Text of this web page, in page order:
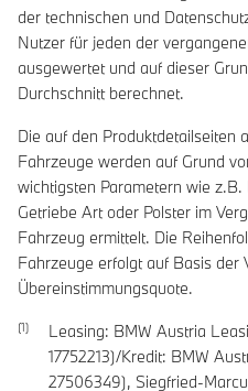
der technischen und
Nutzer für jeden der
ausgewertet und auf dieser
Durchschnitt berechnet.
Die auf den Produktdetailseiten
Fahrzeuge werden auf Grund
wichtigsten Parametern wie
Getriebe Art oder Polster im
Fahrzeug ermittelt. Die
Fahrzeuge erfolgt auf Basis der
Übereinstimmungsquote.
Leasing: BMW Austria
17752213)/Kredit: BMW
27506349), Siegfried-